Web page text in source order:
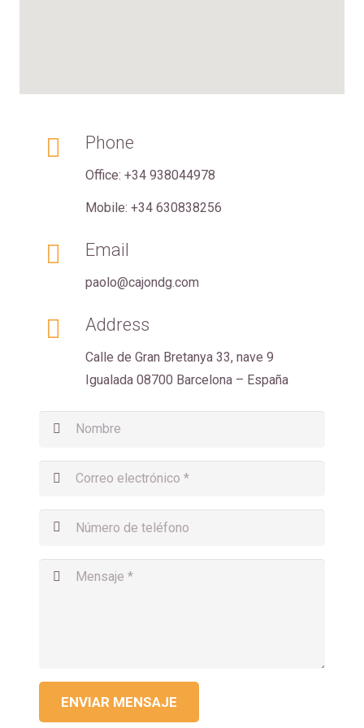
Phone
Office: +34 938044978
Mobile: +34 630838256
Email
paolo@cajondg.com
Address
Calle de Gran Bretanya 33, nave 9
Igualada 08700 Barcelona – España
ENVIAR MENSAJE